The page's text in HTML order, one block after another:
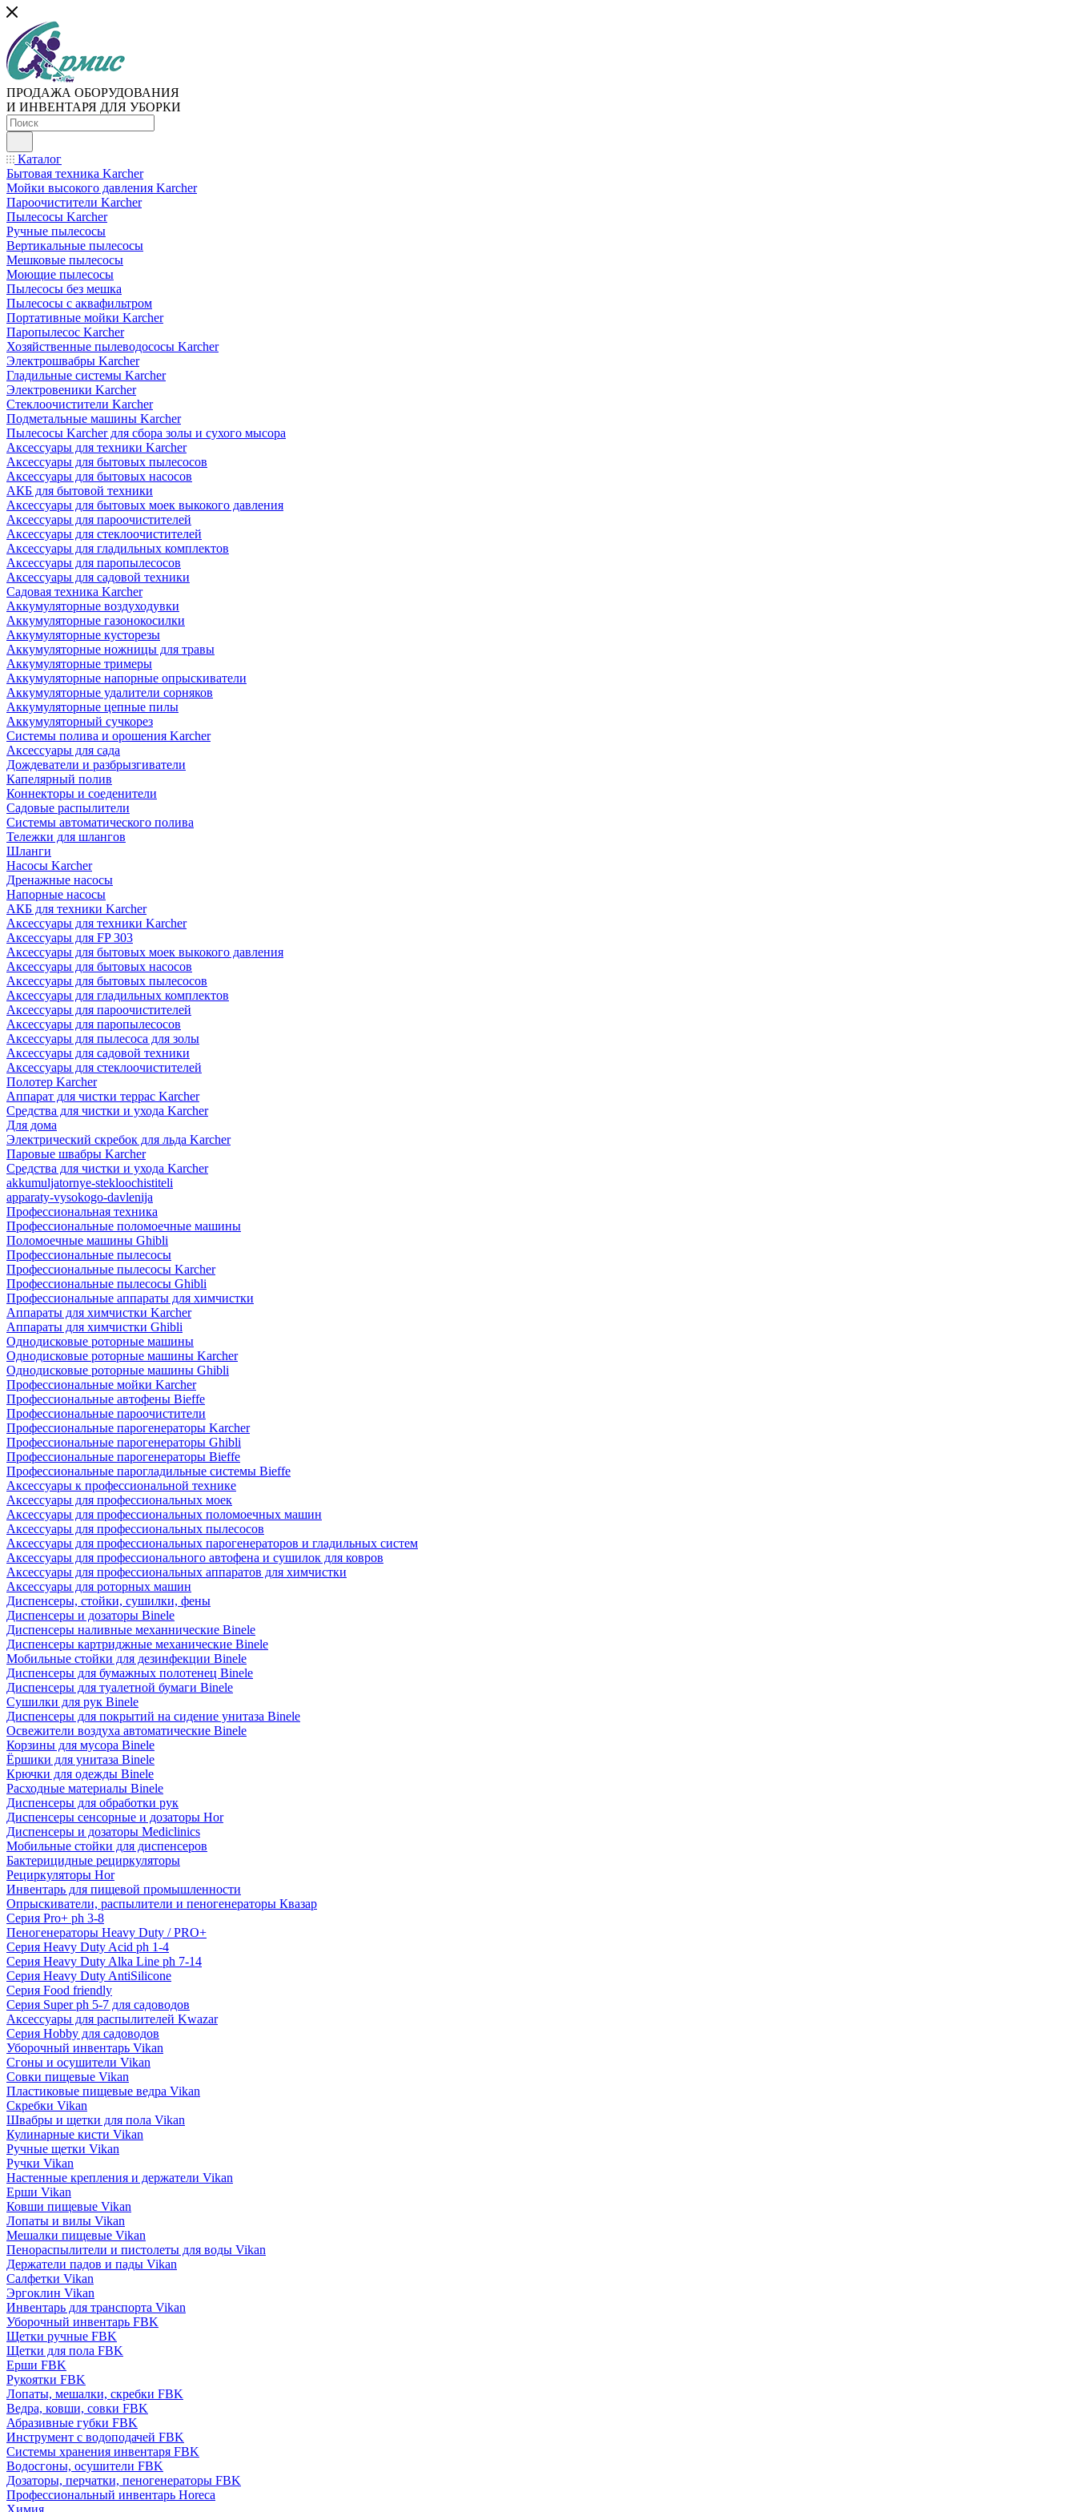
ПРОДАЖА ОБОРУДОВАНИЯ
И ИНВЕНТАРЯ ДЛЯ УБОРКИ
Каталог
Бытовая техника Karcher
Мойки высокого давления Karcher
Пароочистители Karcher
Пылесосы Karcher
Ручные пылесосы
Вертикальные пылесосы
Мешковые пылесосы
Моющие пылесосы
Пылесосы без мешка
Пылесосы с аквафильтром
Портативные мойки Karcher
Паропылесос Karcher
Хозяйственные пылеводососы Karcher
Электрошвабры Karcher
Гладильные системы Karcher
Электровеники Karcher
Стеклоочистители Karcher
Подметальные машины Karcher
Пылесосы Karcher для сбора золы и сухого мысора
Аксессуары для техники Karcher
Аксессуары для бытовых пылесосов
Аксессуары для бытовых насосов
АКБ для бытовой техники
Аксессуары для бытовых моек выкокого давления
Аксессуары для пароочистителей
Аксессуары для стеклоочистителей
Аксессуары для гладильных комплектов
Аксессуары для паропылесосов
Аксессуары для садовой техники
Садовая техника Karcher
Аккумуляторные воздуходувки
Аккумуляторные газонокосилки
Аккумуляторные кусторезы
Аккумуляторные ножницы для травы
Аккумуляторные тримеры
Аккумуляторные напорные опрыскиватели
Аккумуляторные удалители сорняков
Аккумуляторные цепные пилы
Аккумуляторный сучкорез
Системы полива и орошения Karcher
Аксессуары для сада
Дождеватели и разбрызгиватели
Капелярный полив
Коннекторы и соеденители
Садовые распылители
Системы автоматического полива
Тележки для шлангов
Шланги
Насосы Karcher
Дренажные насосы
Напорные насосы
АКБ для техники Karcher
Аксессуары для техники Karcher
Аксессуары для FP 303
Аксессуары для бытовых моек выкокого давления
Аксессуары для бытовых насосов
Аксессуары для бытовых пылесосов
Аксессуары для гладильных комплектов
Аксессуары для пароочистителей
Аксессуары для паропылесосов
Аксессуары для пылесоса для золы
Аксессуары для садовой техники
Аксессуары для стеклоочистителей
Полотер Karcher
Аппарат для чистки террас Karcher
Средства для чистки и ухода Karcher
Для дома
Электрический скребок для льда Karcher
Паровые швабры Karcher
Средства для чистки и ухода Karcher
akkumuljatornye-stekloochistiteli
apparaty-vysokogo-davlenija
Профессиональная техника
Профессиональные поломоечные машины
Поломоечные машины Ghibli
Профессиональные пылесосы
Профессиональные пылесосы Karcher
Профессиональные пылесосы Ghibli
Профессиональные аппараты для химчистки
Аппараты для химчистки Karcher
Аппараты для химчистки Ghibli
Однодисковые роторные машины
Однодисковые роторные машины Karcher
Однодисковые роторные машины Ghibli
Профессиональные мойки Karcher
Профессиональные автофены Bieffe
Профессиональные пароочистители
Профессиональные парогенераторы Karcher
Профессиональные парогенераторы Ghibli
Профессиональные парогенераторы Bieffe
Профессиональные парогладильные системы Bieffe
Аксессуары к профессиональной технике
Аксессуары для профессиональных моек
Аксессуары для профессиональных поломоечных машин
Аксессуары для профессиональных пылесосов
Аксессуары для профессиональных парогенераторов и гладильных систем
Аксессуары для профессионального автофена и сушилок для ковров
Аксессуары для профессиональных аппаратов для химчистки
Аксессуары для роторных машин
Диспенсеры, стойки, сушилки, фены
Диспенсеры и дозаторы Binele
Диспенсеры наливные механнические Binele
Диспенсеры картриджные механические Binele
Мобильные стойки для дезинфекции Binele
Диспенсеры для бумажных полотенец Binele
Диспенсеры для туалетной бумаги Binele
Сушилки для рук Binele
Диспенсеры для покрытий на сидение унитаза Binele
Освежители воздуха автоматические Binele
Корзины для мусора Binele
Ёршики для унитаза Binele
Крючки для одежды Binele
Расходные материалы Binele
Диспенсеры для обработки рук
Диспенсеры сенсорные и дозаторы Hor
Диспенсеры и дозаторы Mediclinics
Мобильные стойки для диспенсеров
Бактерицидные рециркуляторы
Рециркуляторы Hor
Инвентарь для пищевой промышленности
Опрыскиватели, распылители и пеногенераторы Квазар
Серия Pro+ ph 3-8
Пеногенераторы Heavy Duty / PRO+
Серия Heavy Duty Acid ph 1-4
Серия Heavy Duty Alka Line ph 7-14
Серия Heavy Duty AntiSilicone
Серия Food friendly
Серия Super ph 5-7 для садоводов
Аксессуары для распылителей Kwazar
Серия Hobby для садоводов
Уборочный инвентарь Vikan
Сгоны и осушители Vikan
Совки пищевые Vikan
Пластиковые пищевые ведра Vikan
Скребки Vikan
Швабры и щетки для пола Vikan
Кулинарные кисти Vikan
Ручные щетки Vikan
Ручки Vikan
Настенные крепления и держатели Vikan
Ерши Vikan
Ковши пищевые Vikan
Лопаты и вилы Vikan
Мешалки пищевые Vikan
Пенораспылители и пистолеты для воды Vikan
Держатели падов и пады Vikan
Салфетки Vikan
Эргоклин Vikan
Инвентарь для транспорта Vikan
Уборочный инвентарь FBK
Щетки ручные FBK
Щетки для пола FBK
Ерши FBK
Рукоятки FBK
Лопаты, мешалки, скребки FBK
Ведра, ковши, совки FBK
Абразивные губки FBK
Инструмент с водоподачей FBK
Системы хранения инвентаря FBK
Водосгоны, осушители FBK
Дозаторы, перчатки, пеногенераторы FBK
Профессиональный инвентарь Horeca
Химия